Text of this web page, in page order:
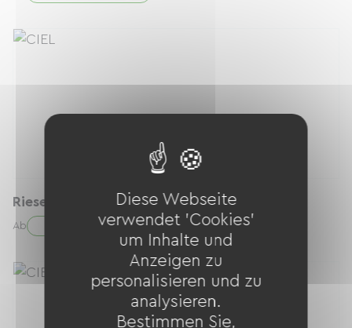
Riese & Muller Multitinker
Ab 50.00 € / Tag
Diese Webseite
verwendet 'Cookies'
um Inhalte und
Anzeigen zu
personalisieren und zu
analysieren.
Bestimmen Sie,